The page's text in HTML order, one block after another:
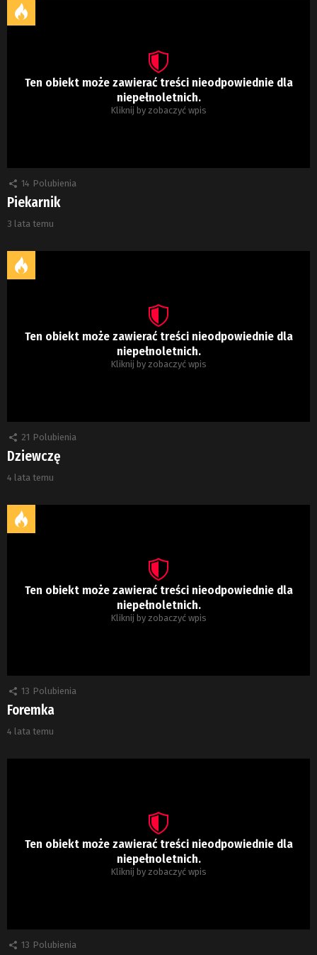
Ten obiekt może zawierać treści nieodpowiednie dla
niepełnoletnich.
Kliknij by zobaczyć wpis
14 Polubienia
Piekarnik
3 lata temu
Ten obiekt może zawierać treści nieodpowiednie dla
niepełnoletnich.
Kliknij by zobaczyć wpis
21 Polubienia
Dziewczę
4 lata temu
Ten obiekt może zawierać treści nieodpowiednie dla
niepełnoletnich.
Kliknij by zobaczyć wpis
13 Polubienia
Foremka
4 lata temu
Ten obiekt może zawierać treści nieodpowiednie dla
niepełnoletnich.
Kliknij by zobaczyć wpis
13 Polubienia